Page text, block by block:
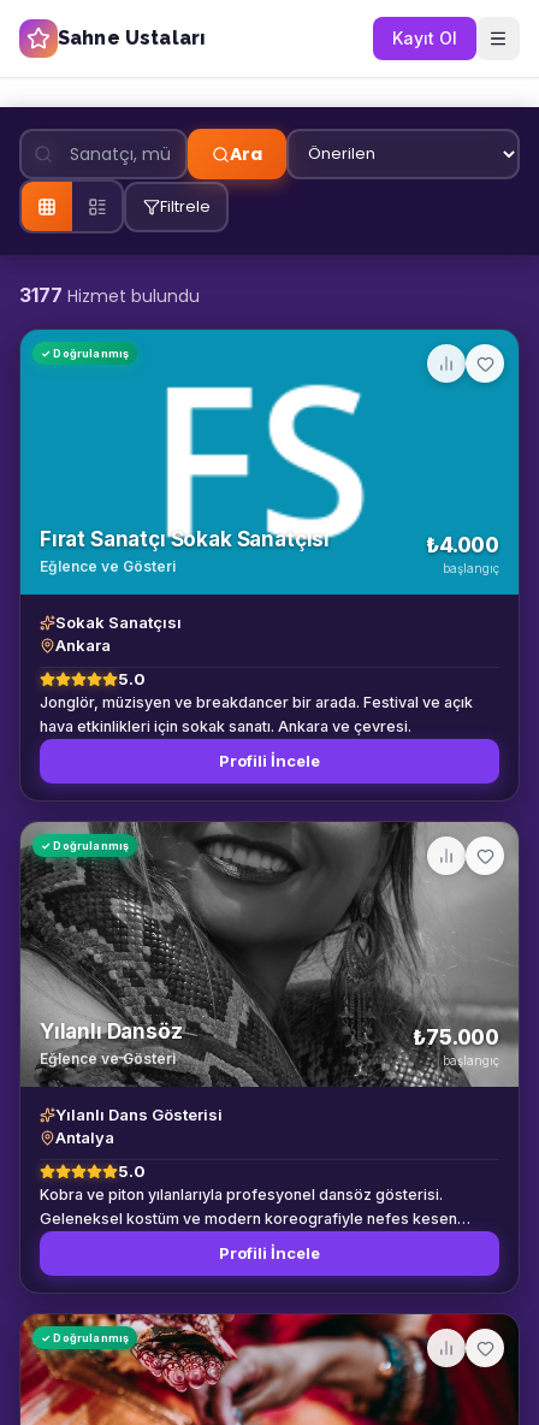
Sahne Ustaları Kayıt Ol
Ara
Filtrele
3177 Hizmet bulundu
✓ Doğrulanmış
Fırat Sanatçı Sokak Sanatçısı
Eğlence ve Gösteri
₺4.000
başlangıç
Sokak Sanatçısı
Ankara
5.0
Jonglör, müzisyen ve breakdancer bir arada. Festival ve açık
hava etkinlikleri için sokak sanatı. Ankara ve çevresi.
Profili İncele
✓ Doğrulanmış
Yılanlı Dansöz
Eğlence ve Gösteri
₺75.000
başlangıç
Yılanlı Dans Gösterisi
Antalya
5.0
Kobra ve piton yılanlarıyla profesyonel dansöz gösterisi.
Geleneksel kostüm ve modern koreografiyle nefes kesen
performans.
Profili İncele
✓ Doğrulanmış